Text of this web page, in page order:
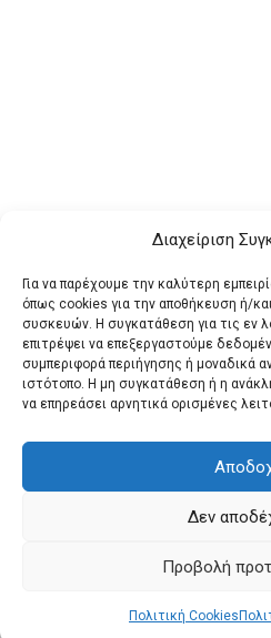
Διαχείριση
Για να παρέχουμε την καλύτερη
όπως cookies για την αποθήκευση ή/
συσκευών. Η συγκατάθεση για τις εν
επιτρέψει να επεξεργαστούμε
συμπεριφορά περιήγησης ή μοναδικά
ιστότοπο. Η μη συγκατάθεση ή η
να επηρεάσει αρνητικά ορισμένες
Δεν
Προβολή
Πολιτική Cookies
Buy Adspace ΑΡΧΙΚΗ